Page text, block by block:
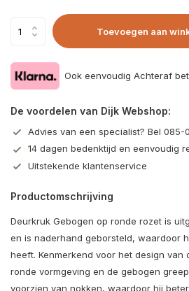
Toevoegen aan
Ook eenvoudig Achteraf
De voordelen van Dijk Webshop:
Advies van een specialist? Bel 085-
14 dagen bedenktijd en eenvoudig
Uitstekende klantenservice
Productomschrijving
Deurkruk Gebogen op ronde rozet is
en is naderhand geborsteld, waardoor
heeft. Kenmerkend voor het design van
ronde vormgeving en de gebogen
voorzien van nokken, waardoor hij